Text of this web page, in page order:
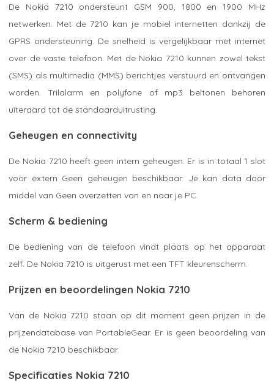
De Nokia 7210 ondersteunt GSM 900, 1800 en 1900 MHz
netwerken. Met de 7210 kan je mobiel internetten dankzij de
GPRS ondersteuning. De snelheid is vergelijkbaar met internet
over de vaste telefoon. Met de Nokia 7210 kunnen zowel tekst
(SMS) als multimedia (MMS) berichtjes verstuurd en ontvangen
worden. Trilalarm en polyfone of mp3 beltonen behoren
uiteraard tot de standaarduitrusting.
Geheugen en connectivity
De Nokia 7210 heeft geen intern geheugen. Er is in totaal 1 slot
voor extern Geen geheugen beschikbaar. Je kan data door
middel van Geen overzetten van en naar je PC.
Scherm & bediening
De bediening van de telefoon vindt plaats op het apparaat
zelf. De Nokia 7210 is uitgerust met een TFT kleurenscherm.
Prijzen en beoordelingen Nokia 7210
Van de Nokia 7210 staan op dit moment geen prijzen in de
prijzendatabase van PortableGear. Er is geen beoordeling van
de Nokia 7210 beschikbaar.
Specificaties Nokia 7210